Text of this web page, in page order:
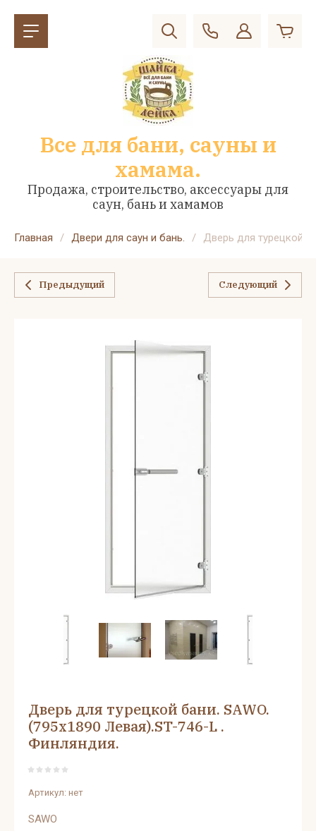
Все для бани, сауны и
хамама.
Продажа, строительство, аксессуары для
саун, бань и хамамов
Главная / Двери для саун и бань. / Дверь для турецкой
Предыдущий Следующий
Дверь для турецкой бани. SAWO.
(795х1890 Левая).ST-746-L .
Финляндия.
Артикул: нет
SAWO